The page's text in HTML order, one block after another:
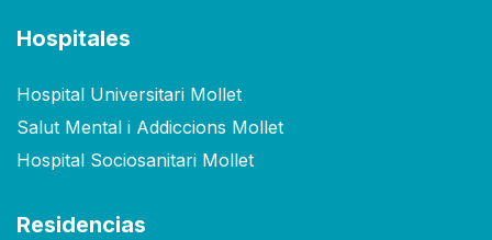
Hospitales
Hospital Universitari Mollet
Salut Mental i Addiccions Mollet
Hospital Sociosanitari Mollet
Residencias